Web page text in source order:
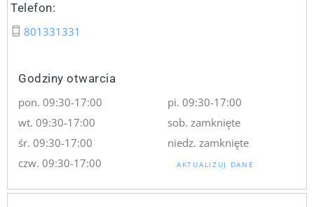
Telefon:
801331331
Godziny otwarcia
pon. 09:30-17:00
wt. 09:30-17:00
śr. 09:30-17:00
czw. 09:30-17:00
pi. 09:30-17:00
sob. zamknięte
niedz. zamknięte
AKTUALIZUJ DANE